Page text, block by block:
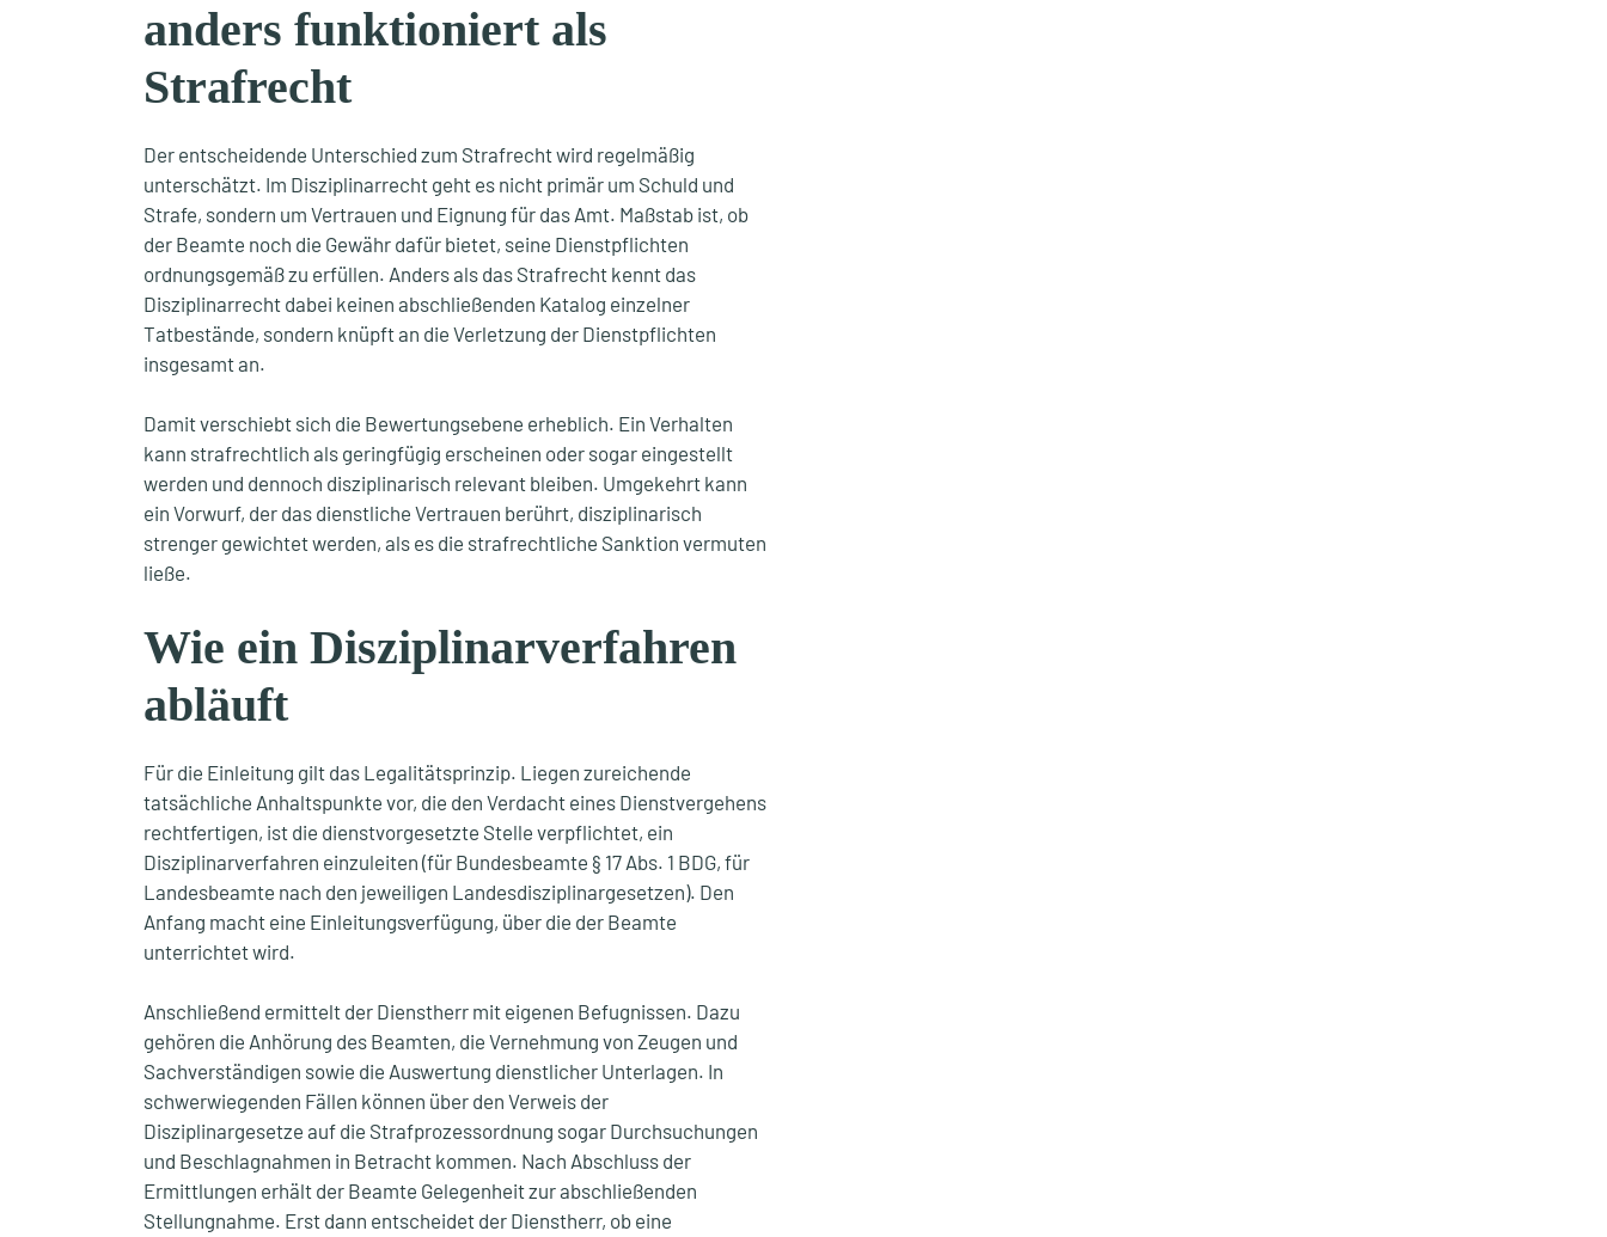
anders funktioniert als
Strafrecht
Der entscheidende Unterschied zum Strafrecht wird regelmäßig
unterschätzt. Im Disziplinarrecht geht es nicht primär um Schuld und
Strafe, sondern um Vertrauen und Eignung für das Amt. Maßstab ist, ob
der Beamte noch die Gewähr dafür bietet, seine Dienstpflichten
ordnungsgemäß zu erfüllen. Anders als das Strafrecht kennt das
Disziplinarrecht dabei keinen abschließenden Katalog einzelner
Tatbestände, sondern knüpft an die Verletzung der Dienstpflichten
insgesamt an.
Damit verschiebt sich die Bewertungsebene erheblich. Ein Verhalten
kann strafrechtlich als geringfügig erscheinen oder sogar eingestellt
werden und dennoch disziplinarisch relevant bleiben. Umgekehrt kann
ein Vorwurf, der das dienstliche Vertrauen berührt, disziplinarisch
strenger gewichtet werden, als es die strafrechtliche Sanktion vermuten
ließe.
Wie ein Disziplinarverfahren
abläuft
Für die Einleitung gilt das Legalitätsprinzip. Liegen zureichende
tatsächliche Anhaltspunkte vor, die den Verdacht eines Dienstvergehens
rechtfertigen, ist die dienstvorgesetzte Stelle verpflichtet, ein
Disziplinarverfahren einzuleiten (für Bundesbeamte § 17 Abs. 1 BDG, für
Landesbeamte nach den jeweiligen Landesdisziplinargesetzen). Den
Anfang macht eine Einleitungsverfügung, über die der Beamte
unterrichtet wird.
Anschließend ermittelt der Dienstherr mit eigenen Befugnissen. Dazu
gehören die Anhörung des Beamten, die Vernehmung von Zeugen und
Sachverständigen sowie die Auswertung dienstlicher Unterlagen. In
schwerwiegenden Fällen können über den Verweis der
Disziplinargesetze auf die Strafprozessordnung sogar Durchsuchungen
und Beschlagnahmen in Betracht kommen. Nach Abschluss der
Ermittlungen erhält der Beamte Gelegenheit zur abschließenden
Stellungnahme. Erst dann entscheidet der Dienstherr, ob eine